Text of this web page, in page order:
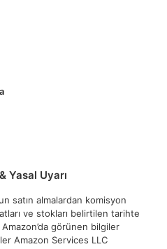
Yasal Uyarı
satın almalardan komisyon
ve stokları belirtilen tarihte
görünen bilgiler
Amazon Services LLC